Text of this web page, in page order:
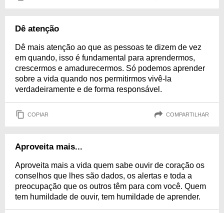
Dê atenção
Dê mais atenção ao que as pessoas te dizem de vez
em quando, isso é fundamental para aprendermos,
crescermos e amadurecermos. Só podemos aprender
sobre a vida quando nos permitirmos vivê-la
verdadeiramente e de forma responsável.
COPIAR COMPARTILHAR
Aproveita mais...
Aproveita mais a vida quem sabe ouvir de coração os
conselhos que lhes são dados, os alertas e toda a
preocupação que os outros têm para com você. Quem
tem humildade de ouvir, tem humildade de aprender.